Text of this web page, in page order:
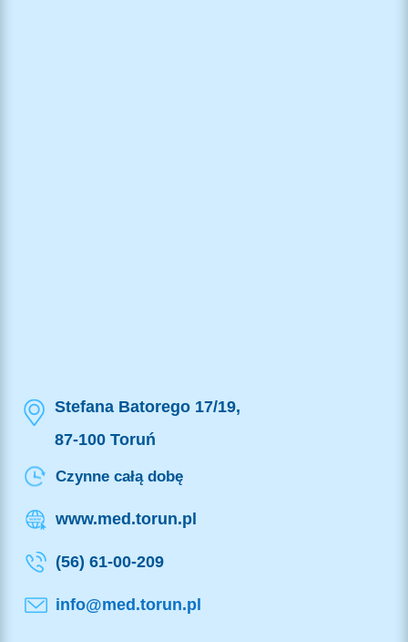
Stefana Batorego 17/19,
87-100 Toruń
Czynne całą dobę
www.med.torun.pl
(56) 61-00-209
info@med.torun.pl